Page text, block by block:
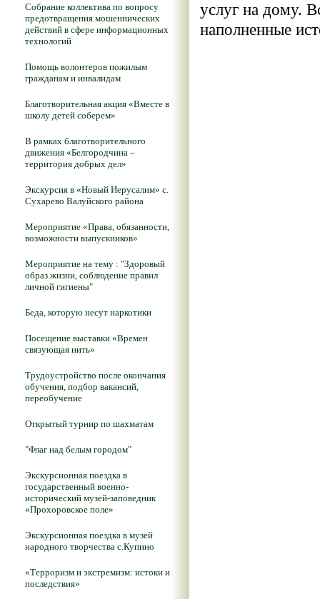
Собрание коллектива по вопросу
предотвращения мошеннических
действий в сфере информационных
технологий
Помощь волонтеров пожилым
гражданам и инвалидам
Благотворительная акция «Вместе в
школу детей соберем»
В рамках благотворительного
движения «Белгородчина –
территория добрых дел»
Экскурсия в «Новый Иерусалим» с.
Сухарево Валуйского района
Мероприятие «Права, обязанности,
возможности выпускников»
Мероприятие на тему : "Здоровый
образ жизни, соблюдение правил
личной гигиены"
Беда, которую несут наркотики
Посещение выставки «Времен
связующая нить»
Трудоустройство после окончания
обучения, подбор вакансий,
переобучение
Открытый турнир по шахматам
"Флаг над белым городом"
Экскурсионная поездка в
государственный военно-
исторический музей-заповедник
«Прохоровское поле»
Экскурсионная поездка в музей
народного творчества с.Купино
«Терроризм и экстремизм: истоки и
последствия»
услуг на дому.
наполненные